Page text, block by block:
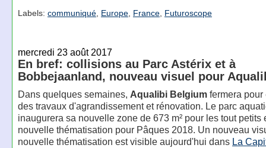
Labels: communiqué, Europe, France, Futuroscope
mercredi 23 août 2017
En bref: collisions au Parc Astérix et à
Bobbejaanland, nouveau visuel pour
Dans quelques semaines, Aqualibi Belgiumfermera pour
des travaux d'agrandissement et rénovation. Le parc
inaugurera sa nouvelle zone de 673 m² pour les tout petits
nouvelle thématisation pour Pâques 2018. Un nouveau
nouvelle thématisation est visible aujourd'hui dans La